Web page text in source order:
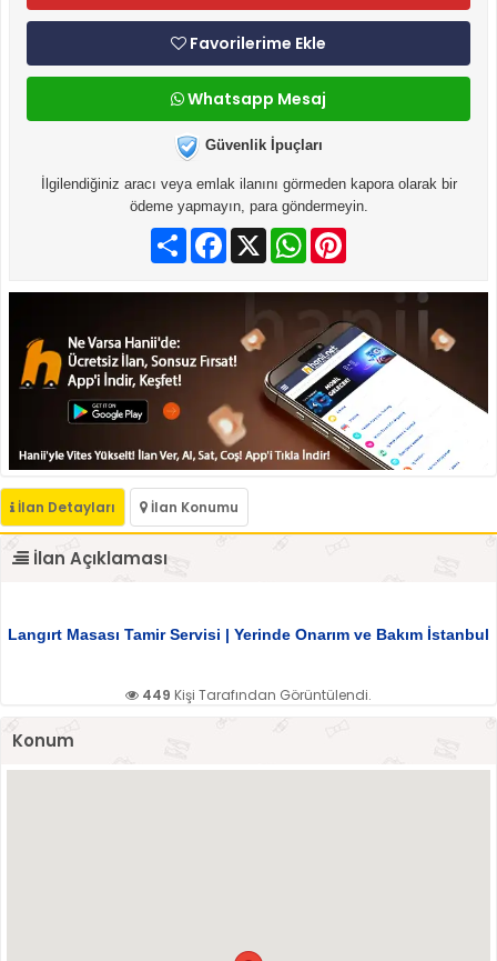
Favorilerime Ekle
Whatsapp Mesaj
Güvenlik İpuçları
İlgilendiğiniz aracı veya emlak ilanını görmeden kapora olarak bir
ödeme yapmayın, para göndermeyin.
PaylaşFacebook
X WhatsApp
İlan Detayları İlan Konumu
İlan Açıklaması
Langırt Masası Tamir Servisi | Yerinde Onarım ve Bakım İstanbul
449 Kişi Tarafından Görüntülendi.
Konum